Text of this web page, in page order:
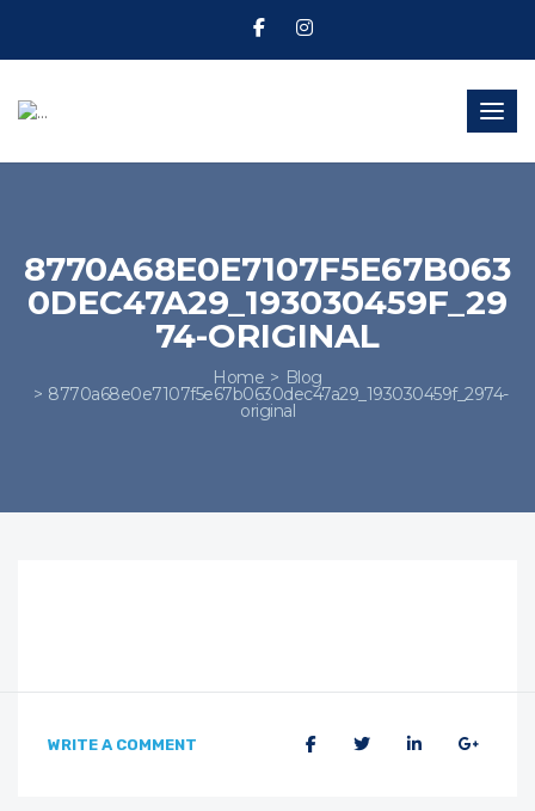
8770A68E0E7107F5E67B063
0DEC47A29_193030459F_29
74-ORIGINAL
Home Blog
8770a68e0e7107f5e67b0630dec47a29_193030459f_2974-
original
WRITE A COMMENT